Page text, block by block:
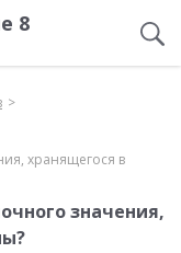
8
хранящегося в
значения,